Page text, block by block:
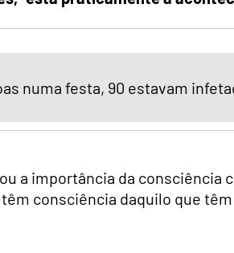
numa festa, 90 estavam
a importância da consciência
consciência daquilo que